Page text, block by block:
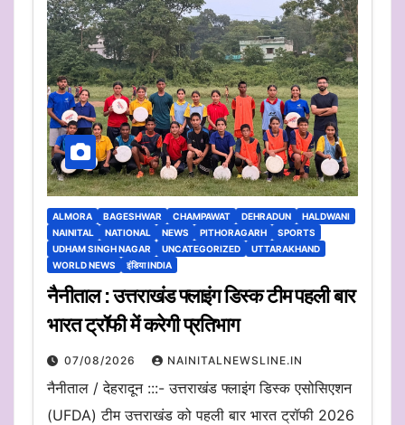
ALMORA BAGESHWAR CHAMPAWAT DEHRADUN
HALDWANI
NAINITAL
NATIONAL NEWS PITHORAGARH
SPORTS
UDHAM SINGH NAGAR
UNCATEGORIZED
UTTARAKHAND
WORLD NEWS
इंडिया INDIA
नैनीताल : उत्तराखंड फ्लाइंग डिस्क टीम पहली बार
भारत ट्रॉफी में करेगी प्रतिभाग
07/08/2026 NAINITALNEWSLINE.IN
नैनीताल / देहरादून :::- उत्तराखंड फ्लाइंग डिस्क एसोसिएशन
(UFDA) टीम उत्तराखंड को पहली बार भारत ट्रॉफी 2026